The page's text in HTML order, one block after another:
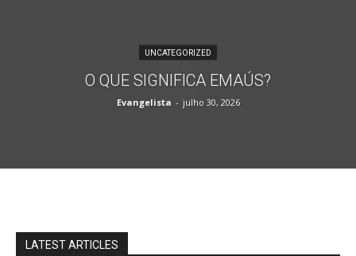
UNCATEGORIZED
O QUE SIGNIFICA EMAÚS?
Evangelista - julho 30, 2026
LATEST ARTICLES